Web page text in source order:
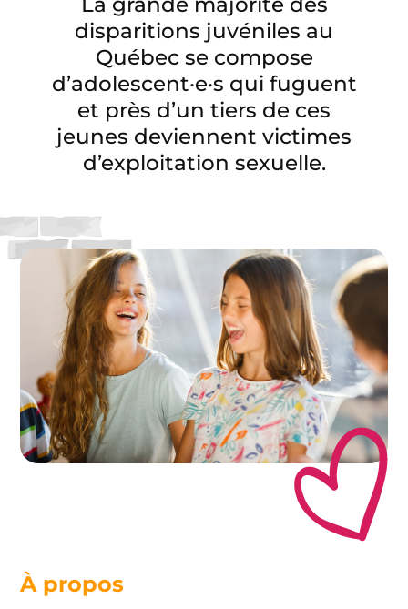
disparitions juvéniles au
Québec se compose
d’adolescent·e·s qui fuguent
et près d’un tiers de ces
jeunes deviennent victimes
d’exploitation sexuelle.
À propos